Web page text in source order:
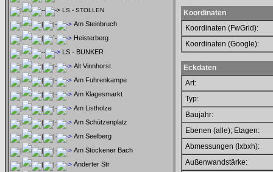
LS - STOLLEN
Am Steinbruch
Heisterberg
LS - BUNKER
Alt Vinnhorst
Am Fuhrenkampe
Am Klagesmarkt
Am Listholze
Am Schützenplatz
Am Seelberg
Am Stöckener Bach
Anderter Str
Koordinaten
Koordinaten (FwGrid):
Koordinaten (Google):
Eckdaten
Art:
Typ:
Baujahr:
Ebenen (alle); Etagen:
Abmessungen (lxbxh):
Außenwandstärke: